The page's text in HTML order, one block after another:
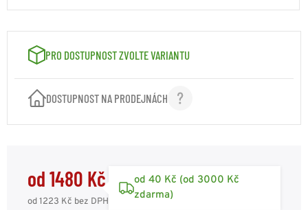
PRO DOSTUPNOST ZVOLTE VARIANTU
DOSTUPNOST NA PRODEJNÁCH
od 1480 Kč
od 1223 Kč bez DPH
od 40 Kč (od 3000 Kč
zdarma)